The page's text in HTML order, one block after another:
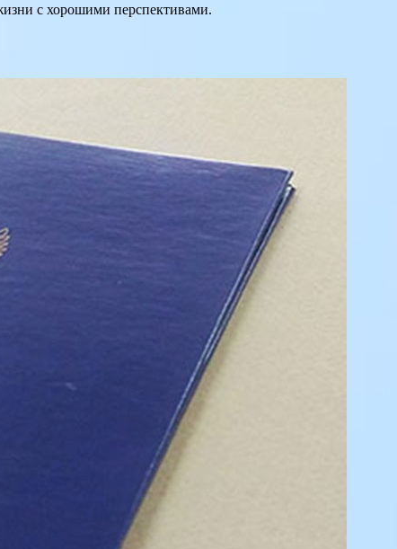
с хорошими перспективами.